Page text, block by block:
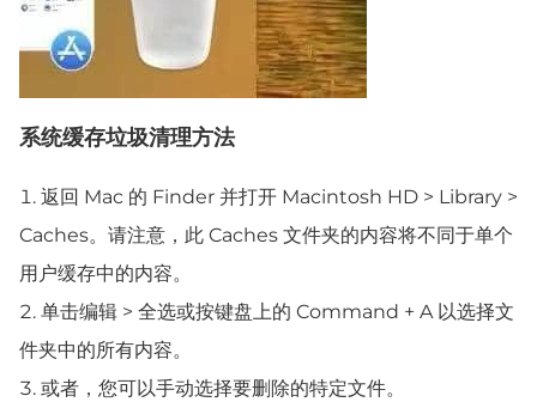
系统缓存垃圾清理方法
返回 Mac 的 Finder 并打开 Macintosh HD > Library >
Caches。请注意，此 Caches 文件夹的内容将不同于单个
用户缓存中的内容。
单击编辑 > 全选或按键盘上的 Command + A 以选择文
件夹中的所有内容。
或者，您可以手动选择要删除的特定文件。